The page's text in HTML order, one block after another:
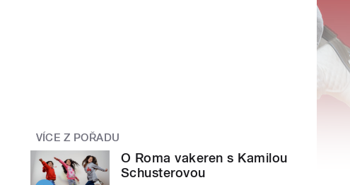
VÍCE Z POŘADU
O Roma vakeren s Kamilou
Schusterovou